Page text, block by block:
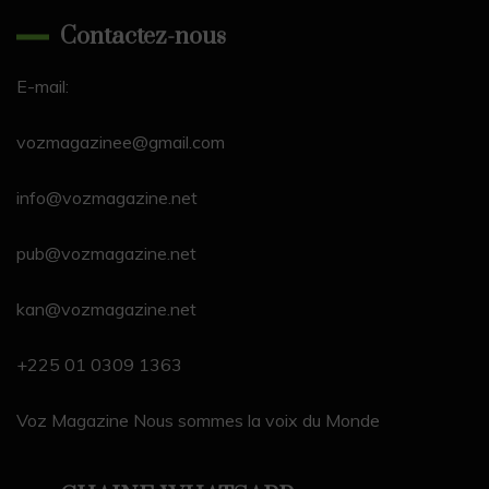
c
e
b
o
o
k
e
a
s
a
gr
m
T
o
Contactez-nous
E-mail:
vozmagazinee@gmail.com
info@vozmagazine.net
pub@vozmagazine.net
kan@vozmagazine.net
+225 01 0309 1363
Voz Magazine Nous sommes la voix du Monde